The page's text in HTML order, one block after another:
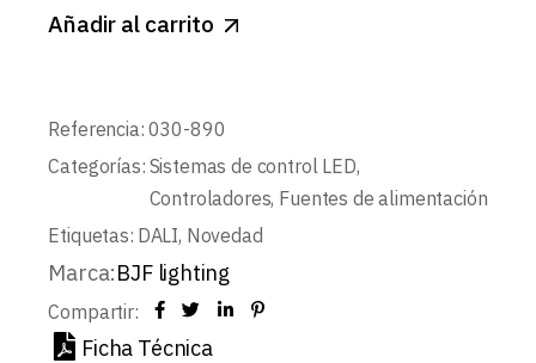
Añadir al carrito
Referencia: 030-890
Categorías: Sistemas de control LED,
Controladores, Fuentes de alimentación
Etiquetas: DALI, Novedad
Marca:BJF lighting
Compartir:
Ficha Técnica